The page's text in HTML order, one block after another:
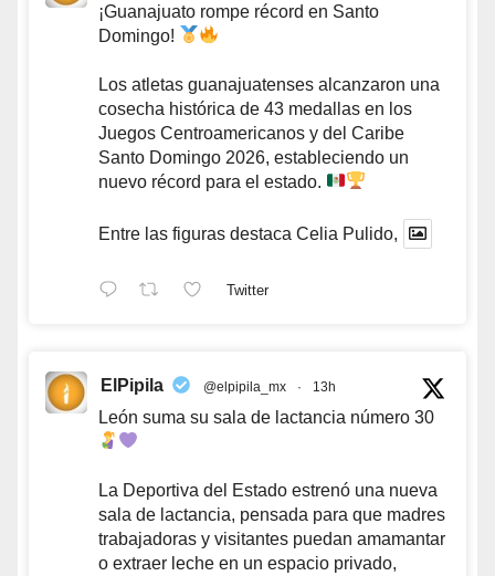
¡Guanajuato rompe récord en Santo
Domingo!
Los atletas guanajuatenses alcanzaron una
cosecha histórica de 43 medallas en los
Juegos Centroamericanos y del Caribe
Santo Domingo 2026, estableciendo un
nuevo récord para el estado.
Entre las figuras destaca Celia Pulido,
Twitter
ElPipila @elpipila_mx · 13h
León suma su sala de lactancia número 30
La Deportiva del Estado estrenó una nueva
sala de lactancia, pensada para que madres
trabajadoras y visitantes puedan amamantar
o extraer leche en un espacio privado,